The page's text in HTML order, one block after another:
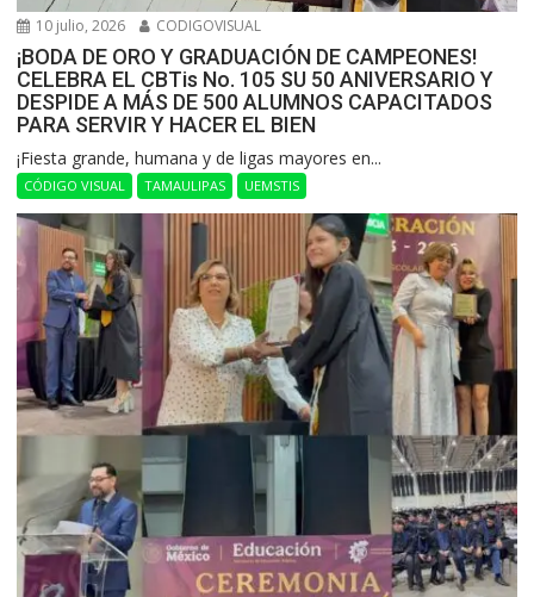
10 julio, 2026 CODIGOVISUAL
¡BODA DE ORO Y GRADUACIÓN DE CAMPEONES!
CELEBRA EL CBTis No. 105 SU 50 ANIVERSARIO Y
DESPIDE A MÁS DE 500 ALUMNOS CAPACITADOS
PARA SERVIR Y HACER EL BIEN
​¡Fiesta grande, humana y de ligas mayores en...
CÓDIGO VISUAL TAMAULIPAS UEMSTIS